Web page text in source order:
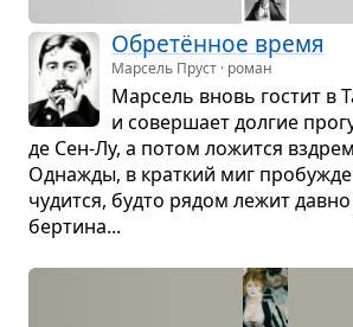
Обретён­ное время
Марсель Пруст · роман
Мар­сель вновь гостит в
и совер­шает дол­гие
де Сен-Лу, а потом ложится
Одна­жды, в крат­кий миг
чудится, будто рядом лежит
бер­тина...